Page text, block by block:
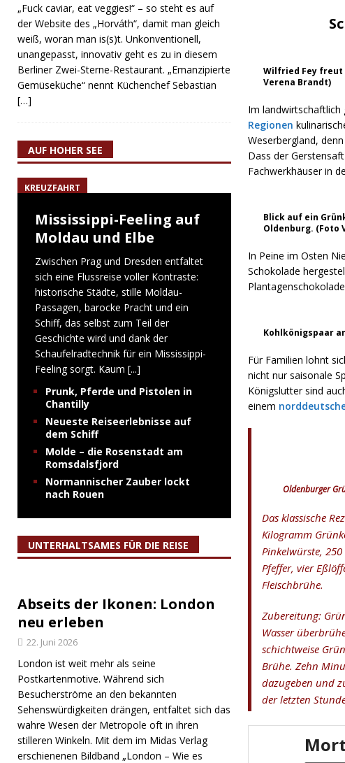
Wilfried Fey freut
Verena Brandt)
Im landwirtschaftlich
Regionen
Weserbergland,
Dass der
Fachwerkhäuser in
Blick auf ein
Oldenburg. (Foto
In Peine im Osten
Schokolade
Kohlkönigspaar
Für Familien lohnt
nicht nur saisonale
Königslutter sind
einem
Oldenburger
Das klassische
Kilogramm
Pinkelwürste,
Pfeffer, vier
Fleischbrühe.
Zubereitung:
Wasser
schichtweise
Brühe. Zehn
dazugeben und
der letzten
„Fuck caviar, eat veggies!“ – so steht es auf
der Website des „Horváth“, damit man gleich
weiß, woran man is(s)t. Unkonventionell,
unangepasst, innovativ geht es zu in diesem
Berliner Zwei-Sterne-Restaurant. „Emanzipierte
Gemüseküche“ nennt Küchenchef Sebastian
[…]
AUF HOHER SEE
KREUZFAHRT
Mississippi-Feeling auf
Moldau und Elbe
Zwischen Prag und Dresden entfaltet
sich eine Flussreise voller Kontraste:
historische Städte, stille Moldau-
Passagen, barocke Pracht und ein
Schiff, das selbst zum Teil der
Geschichte wird und dank der
Schaufelradtechnik für ein Mississippi-
Feeling sorgt. Kaum [...]
Prunk, Pferde und Pistolen in
Chantilly
Neueste Reiseerlebnisse auf
dem Schiff
Molde – die Rosenstadt am
Romsdalsfjord
Normannischer Zauber lockt
nach Rouen
UNTERHALTSAMES FÜR DIE REISE
Abseits der Ikonen: London
neu erleben
22. Juni 2026
London ist weit mehr als seine
Postkartenmotive. Während sich
Besucherströme an den bekannten
Sehenswürdigkeiten drängen, entfaltet sich das
wahre Wesen der Metropole oft in ihren
stilleren Winkeln. Mit dem im Midas Verlag
erschienenen Bildband „London – Wie es